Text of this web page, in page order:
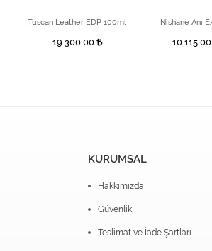
Tuscan Leather EDP 100ml
19.300,00 10.115,00
KURUMSAL
Hakkımızda
Güvenlik
Teslimat ve İade Şartları